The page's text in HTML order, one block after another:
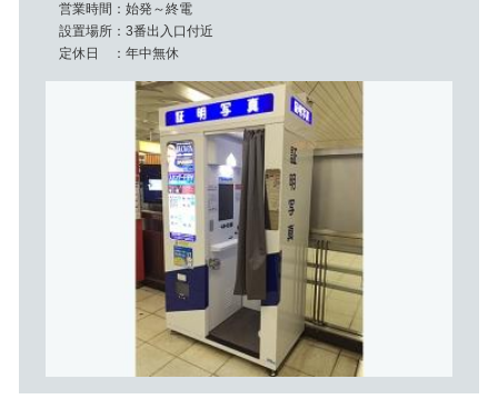
営業時間
始発～終電
設置場所
3番出入口付近
定休日
年中無休